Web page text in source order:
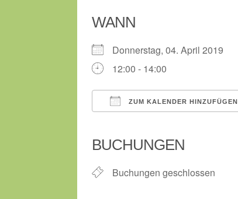
WANN
Donnerstag, 04. April 2019
12:00 - 14:00
ZUM KALENDER HINZUFÜGEN
BUCHUNGEN
Buchungen geschlossen